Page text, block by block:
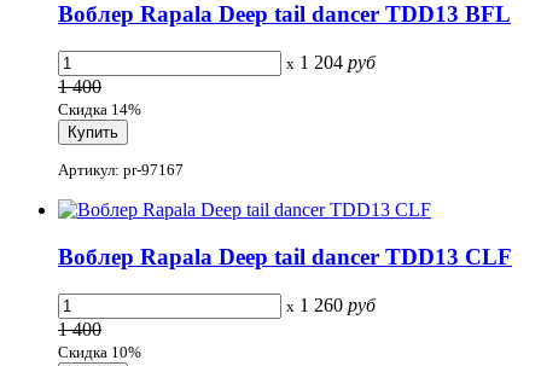
Воблер Rapala Deep tail dancer TDD13 BFL
x 1 204 руб
1 400
Скидка 14%
Артикул: pr-97167
Воблер Rapala Deep tail dancer TDD13 CLF
x 1 260 руб
1 400
Скидка 10%